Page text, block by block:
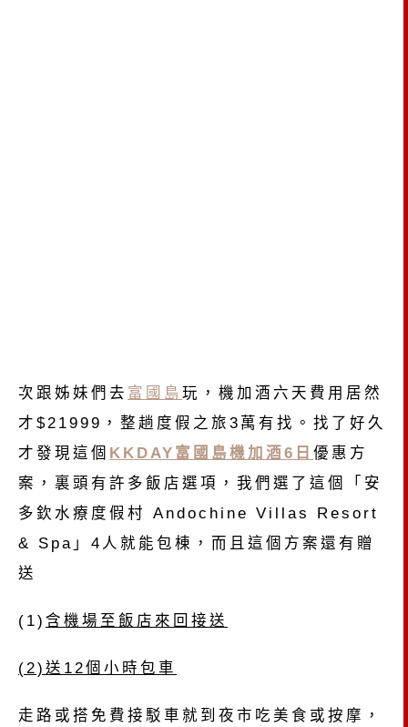
次跟姊妹們去 富國島 玩，機加酒六天費用居然
才$21999，整趟度假之旅3萬有找。找了好久
才發現這個 KKDAY富國島機加酒6日 優惠方
案，裏頭有許多飯店選項，我們選了這個「安
多欽水療度假村 Andochine Villas Resort
& Spa」4人就能包棟，而且這個方案還有贈
送
(1) 含機場至飯店來回接送
(2)送12個小時包車
走路或搭免費接駁車就到夜市吃美食或按摩，